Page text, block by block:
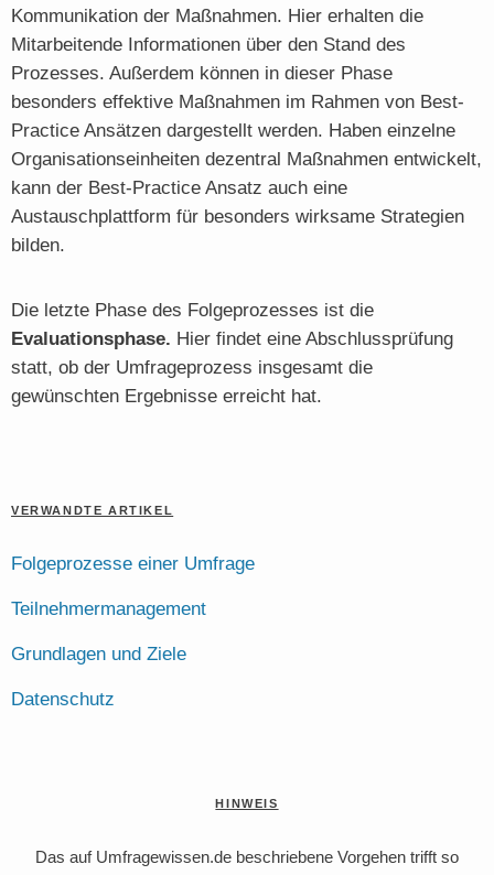
Kommunikation der Maßnahmen. Hier erhalten die
Mitarbeitende Informationen über den Stand des
Prozesses. Außerdem können in dieser Phase
besonders effektive Maßnahmen im Rahmen von Best-
Practice Ansätzen dargestellt werden. Haben einzelne
Organisationseinheiten dezentral Maßnahmen entwickelt,
kann der Best-Practice Ansatz auch eine
Austauschplattform für besonders wirksame Strategien
bilden.
Die letzte Phase des Folgeprozesses ist die
Evaluationsphase. Hier findet eine Abschlussprüfung
statt, ob der Umfrageprozess insgesamt die
gewünschten Ergebnisse erreicht hat.
VERWANDTE ARTIKEL
Folgeprozesse einer Umfrage
Teilnehmermanagement
Grundlagen und Ziele
Datenschutz
HINWEIS
Das auf Umfragewissen.de beschriebene Vorgehen trifft so